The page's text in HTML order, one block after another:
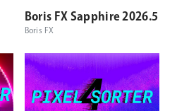
Boris FX Sapphire 2026.5
Boris FX